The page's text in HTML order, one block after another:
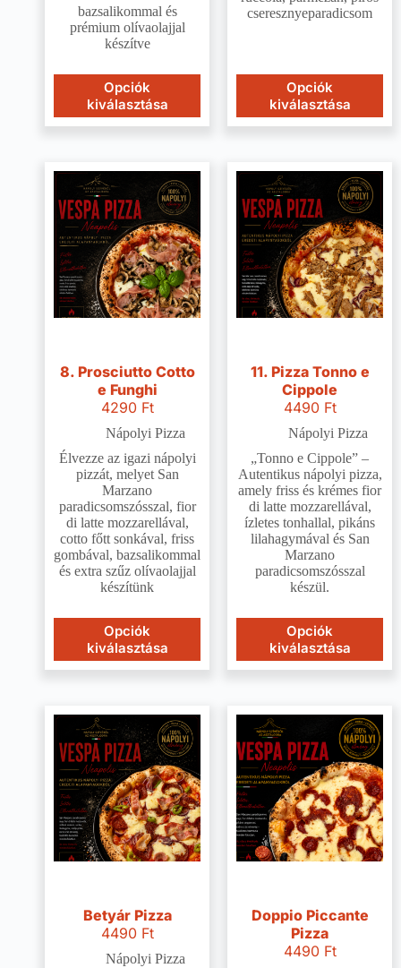
bazsalikommal és
prémium olívaolajjal
készítve
Opciók
kiválasztása
cseresznyeparadicsom
Opciók
kiválasztása
8. Prosciutto Cotto
e Funghi
4290 Ft
Nápolyi Pizza
Élvezze az igazi nápolyi
pizzát, melyet San
Marzano
paradicsomszósszal, fior
di latte mozzarellával,
cotto főtt sonkával, friss
gombával, bazsalikommal
és extra szűz olívaolajjal
készítünk
Opciók
kiválasztása
11. Pizza Tonno e
Cippole
4490 Ft
Nápolyi Pizza
„Tonno e Cippole” –
Autentikus nápolyi pizza,
amely friss és krémes fior
di latte mozzarellával,
ízletes tonhallal, pikáns
lilahagymával és San
Marzano
paradicsomszósszal
készül.
Opciók
kiválasztása
Betyár Pizza
4490 Ft
Nápolyi Pizza
Doppio Piccante
Pizza
4490 Ft